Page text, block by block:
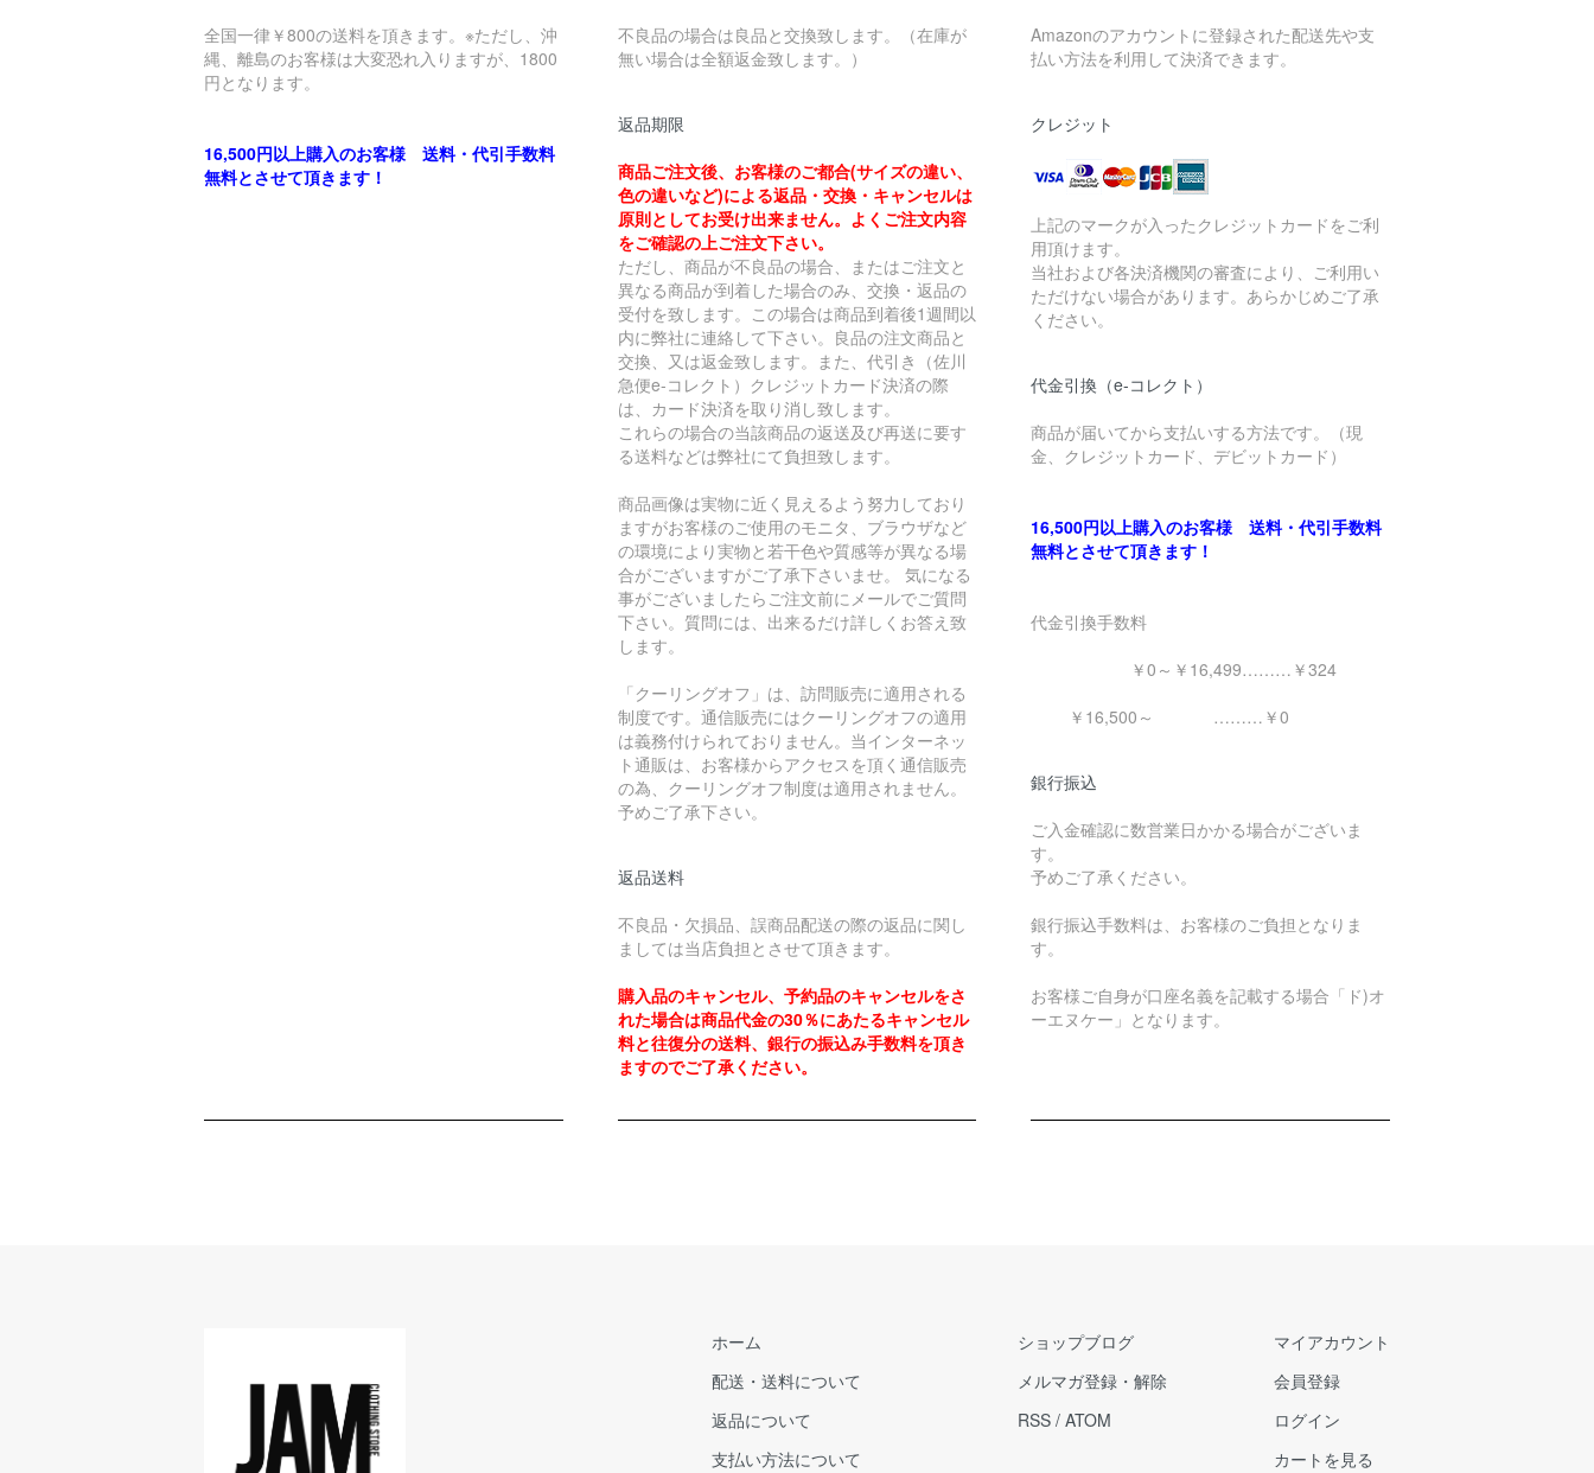
全国一律￥800の送料を頂きます。※ただし、沖
縄、離島のお客様は大変恐れ入りますが、1800
円となります。
16,500円以上購入のお客様 送料・代引手数料
無料とさせて頂きます！
不良品の場合は良品と交換致します。（在庫が
無い場合は全額返金致します。）
返品期限
商品ご注文後、お客様のご都合(サイズの違い、
色の違いなど)による返品・交換・キャンセルは
原則としてお受け出来ません。よくご注文内容
をご確認の上ご注文下さい。
ただし、商品が不良品の場合、またはご注文と
異なる商品が到着した場合のみ、交換・返品の
受付を致します。この場合は商品到着後1週間以
内に弊社に連絡して下さい。良品の注文商品と
交換、又は返金致します。また、代引き（佐川
急便e-コレクト）クレジットカード決済の際
は、カード決済を取り消し致します。
これらの場合の当該商品の返送及び再送に要す
る送料などは弊社にて負担致します。
商品画像は実物に近く見えるよう努力しており
ますがお客様のご使用のモニタ、ブラウザなど
の環境により実物と若干色や質感等が異なる場
合がございますがご了承下さいませ。 気になる
事がございましたらご注文前にメールでご質問
下さい。質問には、出来るだけ詳しくお答え致
します。
「クーリングオフ」は、訪問販売に適用される
制度です。通信販売にはクーリングオフの適用
は義務付けられておりません。当インターネッ
ト通販は、お客様からアクセスを頂く通信販売
の為、クーリングオフ制度は適用されません。
予めご了承下さい。
返品送料
不良品・欠損品、誤商品配送の際の返品に関し
ましては当店負担とさせて頂きます。
購入品のキャンセル、予約品のキャンセルをさ
れた場合は商品代金の30％にあたるキャンセル
料と往復分の送料、銀行の振込み手数料を頂き
ますのでご了承ください。
Amazonのアカウントに登録された配送先や支
払い方法を利用して決済できます。
クレジット
上記のマークが入ったクレジットカードをご利
用頂けます。
当社および各決済機関の審査により、ご利用い
ただけない場合があります。あらかじめご了承
ください。
代金引換（e-コレクト）
商品が届いてから支払いする方法です。（現
金、クレジットカード、デビットカード）
16,500円以上購入のお客様 送料・代引手数料
無料とさせて頂きます！
代金引換手数料
￥0～￥16,499………￥324
￥16,500～ ………￥0
銀行振込
ご入金確認に数営業日かかる場合がございま
す。
予めご了承ください。
銀行振込手数料は、お客様のご負担となりま
す。
お客様ご自身が口座名義を記載する場合「ド)オ
ーエヌケー」となります。
ホーム
配送・送料について
返品について
支払い方法について
ショップブログ
メルマガ登録・解除
RSS / ATOM
マイアカウント
会員登録
ログイン
カートを見る